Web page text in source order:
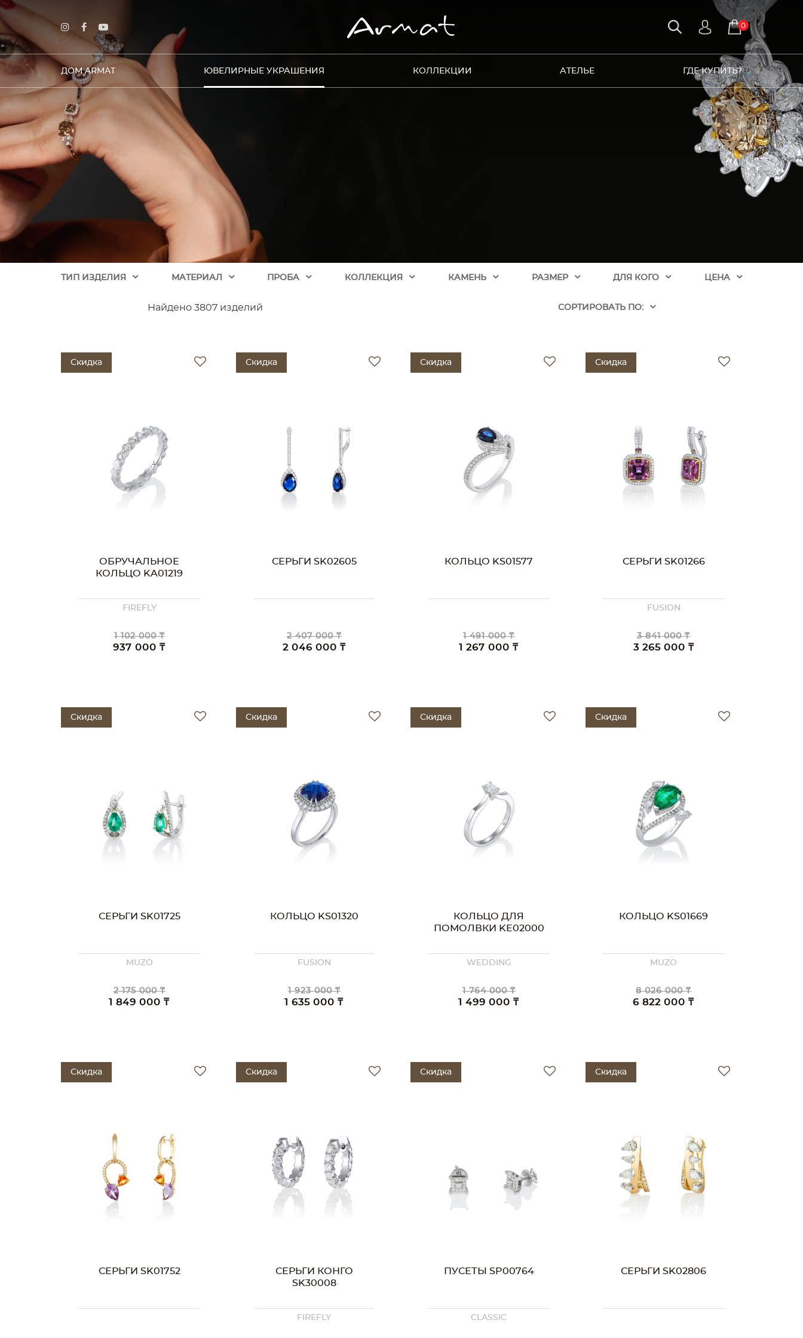
0
ДОМ ARMAT ЮВЕЛИРНЫЕ УКРАШЕНИЯ КОЛЛЕКЦИИ АТЕЛЬЕ ГДЕ КУПИТЬ?
ТИП ИЗДЕЛИЯ МАТЕРИАЛ ПРОБА КОЛЛЕКЦИЯ КАМЕНЬ РАЗМЕР ДЛЯ КОГО ЦЕНА
Найдено 3807 изделий CОРТИРОВАТЬ ПО:
Скидка
ОБРУЧАЛЬНОЕ
КОЛЬЦО KA01219
FIREFLY
1 102 000 ₸
937 000 ₸
Скидка
СЕРЬГИ SK02605
2 407 000 ₸
2 046 000 ₸
Скидка
КОЛЬЦО KS01577
1 491 000 ₸
1 267 000 ₸
Скидка
СЕРЬГИ SK01266
FUSION
3 841 000 ₸
3 265 000 ₸
Скидка
СЕРЬГИ SK01725
MUZO
2 175 000 ₸
1 849 000 ₸
Скидка
КОЛЬЦО KS01320
FUSION
1 923 000 ₸
1 635 000 ₸
Скидка
КОЛЬЦО ДЛЯ
ПОМОЛВКИ KE02000
WEDDING
1 764 000 ₸
1 499 000 ₸
Скидка
КОЛЬЦО KS01669
MUZO
8 026 000 ₸
6 822 000 ₸
Скидка
СЕРЬГИ SK01752
Скидка
СЕРЬГИ КОНГО
SK30008
FIREFLY
Скидка
ПУСЕТЫ SP00764
CLASSIC
Скидка
СЕРЬГИ SK02806